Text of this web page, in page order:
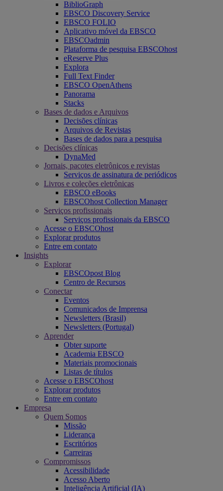
BiblioGraph
EBSCO Discovery Service
EBSCO FOLIO
Aplicativo móvel da EBSCO
EBSCOadmin
Plataforma de pesquisa EBSCOhost
eReserve Plus
Explora
Full Text Finder
EBSCO OpenAthens
Panorama
Stacks
Bases de dados e Arquivos
Decisões clínicas
Arquivos de Revistas
Bases de dados para a pesquisa
Decisões clínicas
DynaMed
Jornais, pacotes eletrônicos e revistas
Serviços de assinatura de periódicos
Livros e coleções eletrônicas
EBSCO eBooks
EBSCOhost Collection Manager
Serviços profissionais
Serviços profissionais da EBSCO
Acesse o EBSCOhost
Explorar produtos
Entre em contato
Insights
Explorar
EBSCOpost Blog
Centro de Recursos
Conectar
Eventos
Comunicados de Imprensa
Newsletters (Brasil)
Newsletters (Portugal)
Aprender
Obter suporte
Academia EBSCO
Materiais promocionais
Listas de títulos
Acesse o EBSCOhost
Explorar produtos
Entre em contato
Empresa
Quem Somos
Missão
Liderança
Escritórios
Carreiras
Compromissos
Acessibilidade
Acesso Aberto
Inteligência Artificial (IA)